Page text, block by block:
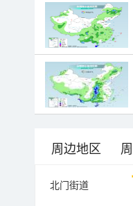
周边地区
北门街道